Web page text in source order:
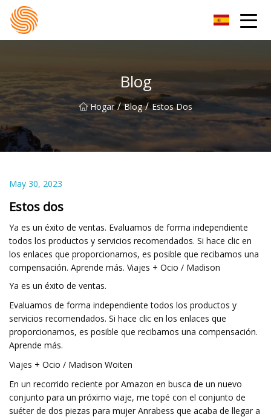
Blog
Hogar / Blog / Estos Dos
May 30, 2023
Estos dos
Ya es un éxito de ventas. Evaluamos de forma independiente
todos los productos y servicios recomendados. Si hace clic en
los enlaces que proporcionamos, es posible que recibamos una
compensación. Aprende más. Viajes + Ocio / Madison
Ya es un éxito de ventas.
Evaluamos de forma independiente todos los productos y
servicios recomendados. Si hace clic en los enlaces que
proporcionamos, es posible que recibamos una compensación.
Aprende más.
Viajes + Ocio / Madison Woiten
En un recorrido reciente por Amazon en busca de un nuevo
conjunto para un próximo viaje, me topé con el conjunto de
suéter de dos piezas para mujer Anrabess que acaba de llegar a